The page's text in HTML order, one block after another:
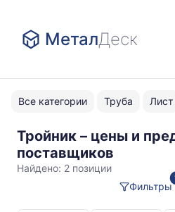
МеталДеск
Все категории Труба Лист
Тройник – цены и
поставщиков
Найдено: 2 позиции
Фильтры